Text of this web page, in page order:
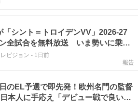
「シント＝トロイデンVV」2026-27
全試合を無料放送 いま勢いに乗る
の密着番組MCはJOY
ビジョン - 1日前
報告
のEL予選で即先発！欧州名門の監督
本人に手応え「デビュー戦で良い場